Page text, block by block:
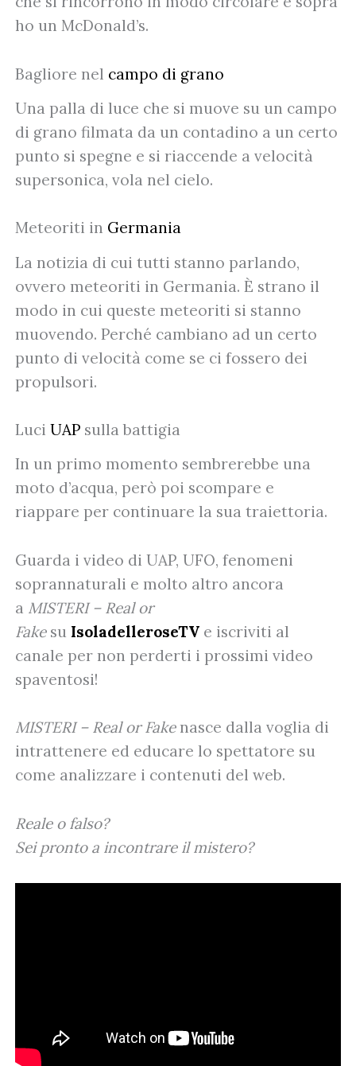
ho un McDonald’s.
Bagliore nel campo di grano
Una palla di luce che si muove su un campo
di grano filmata da un contadino a un certo
punto si spegne e si riaccende a velocità
supersonica, vola nel cielo.
Meteoriti in Germania
La notizia di cui tutti stanno parlando,
ovvero meteoriti in Germania. È strano il
modo in cui queste meteoriti si stanno
muovendo. Perché cambiano ad un certo
punto di velocità come se ci fossero dei
propulsori.
Luci UAP sulla battigia
In un primo momento sembrerebbe una
moto d’acqua, però poi scompare e
riappare per continuare la sua traiettoria.
Guarda i video di UAP, UFO, fenomeni
soprannaturali e molto altro ancora
a MISTERI – Real or
Fakesu IsoladelleroseTV e iscriviti al
canale per non perderti i prossimi video
spaventosi!
MISTERI – Real or Fakenasce dalla voglia di
intrattenere ed educare lo spettatore su
come analizzare i contenuti del web.
Reale o falso?
Sei pronto a incontrare il mistero?